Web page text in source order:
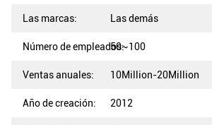
Las marcas: Las demás
Número de empleados:50~100
Ventas anuales: 10Million-20Million
Año de creación: 2012